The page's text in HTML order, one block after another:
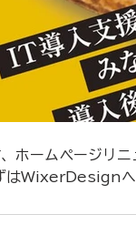
はWixerDesignへ